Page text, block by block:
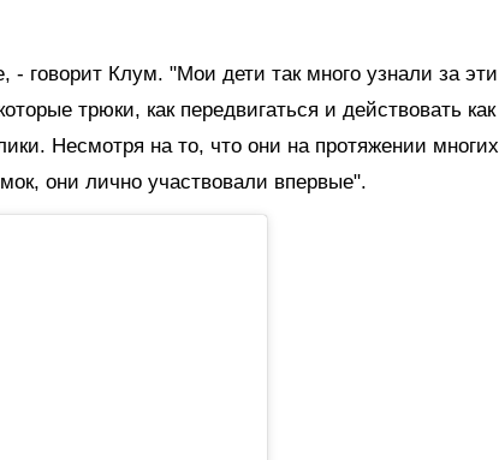
говорит Клум. "Мои дети так много узнали за эти
трюки, как передвигаться и действовать как
Несмотря на то, что они на протяжении многих
они лично участвовали впервые".